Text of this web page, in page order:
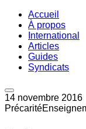
Accueil
À propos
International
Articles
Guides
Syndicats
14 novembre 2016
Précarité